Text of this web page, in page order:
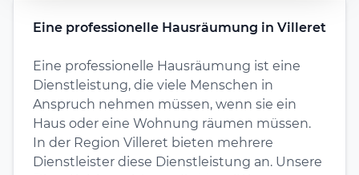
Eine professionelle Hausräumung in Villeret
Eine professionelle Hausräumung ist eine
Dienstleistung, die viele Menschen in
Anspruch nehmen müssen, wenn sie ein
Haus oder eine Wohnung räumen müssen.
In der Region Villeret bieten mehrere
Dienstleister diese Dienstleistung an. Unsere